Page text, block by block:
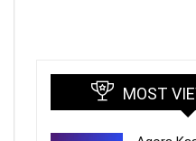
MOST